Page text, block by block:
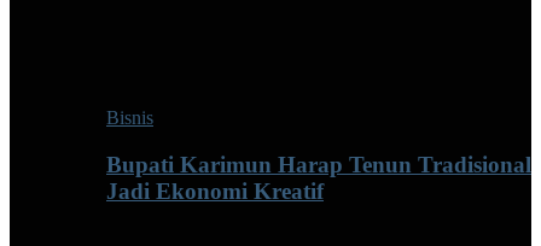
Bisnis
Bupati Karimun Harap Tenun Tradisional
Jadi Ekonomi Kreatif